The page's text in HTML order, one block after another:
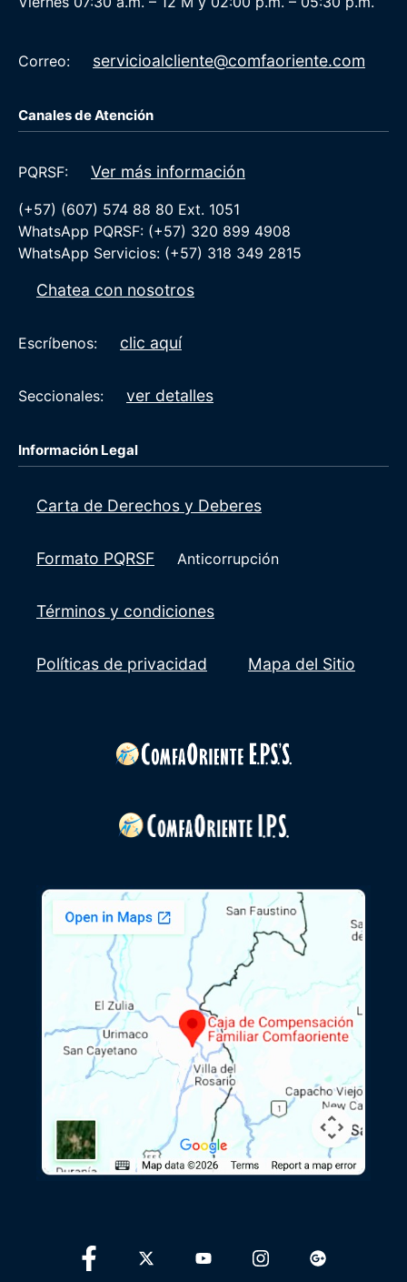
Correo: servicioalcliente@comfaoriente.com
Canales de Atención
PQRSF: Ver más información
(+57) (607) 574 88 80 Ext. 1051
WhatsApp PQRSF: (+57) 320 899 4908
WhatsApp Servicios: (+57) 318 349 2815
Chatea con nosotros
Escríbenos: clic aquí
Seccionales: ver detalles
Información Legal
Carta de Derechos y Deberes
Formato PQRSF Anticorrupción
Términos y condiciones
Políticas de privacidad Mapa del Sitio